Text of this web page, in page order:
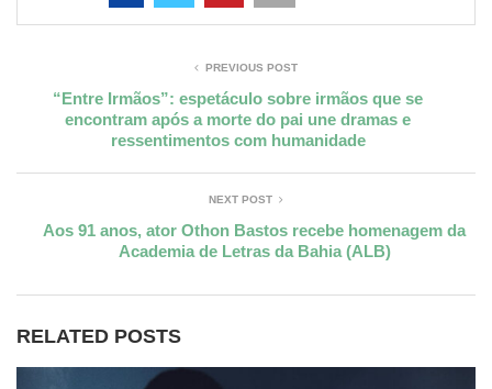
PREVIOUS POST
“Entre Irmãos”: espetáculo sobre irmãos que se
encontram após a morte do pai une dramas e
ressentimentos com humanidade
NEXT POST
Aos 91 anos, ator Othon Bastos recebe homenagem da
Academia de Letras da Bahia (ALB)
RELATED POSTS